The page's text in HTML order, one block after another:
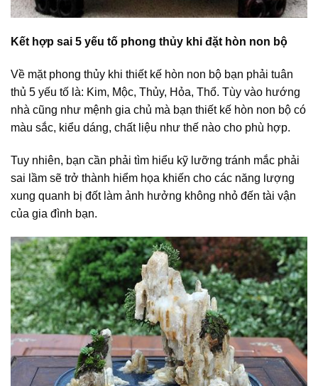
Kết hợp sai 5 yếu tố phong thủy khi đặt hòn non bộ
Về mặt phong thủy khi thiết kế hòn non bộ bạn phải tuân
thủ 5 yếu tố là: Kim, Mộc, Thủy, Hỏa, Thổ. Tùy vào hướng
nhà cũng như mệnh gia chủ mà bạn thiết kế hòn non bộ có
màu sắc, kiểu dáng, chất liệu như thế nào cho phù hợp.
Tuy nhiên, bạn cần phải tìm hiểu kỹ lưỡng tránh mắc phải
sai lầm sẽ trở thành hiểm họa khiến cho các năng lượng
xung quanh bị đốt làm ảnh hưởng không nhỏ đến tài vận
của gia đình bạn.